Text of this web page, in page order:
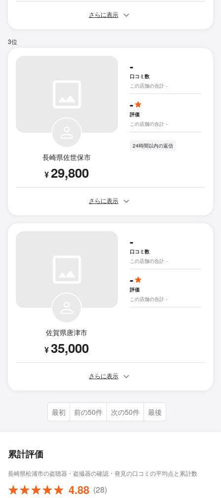
さらに表示
3位
長崎県佐世保市
¥29,800
-
口コミ数
この店舗の合計 -
-
評価
この店舗の合計 -
24時間以内の返信
さらに表示
佐賀県唐津市
¥35,000
-
口コミ数
この店舗の合計 -
-
評価
この店舗の合計 -
さらに表示
最初 前の50件 次の50件 最後
累計評価
長崎県松浦市の盗聴器・盗撮器の確認・発見の口コミの平均点と累計数
4.88 (28)